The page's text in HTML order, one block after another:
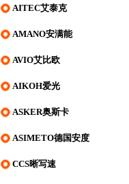
AITEC艾泰克
AMANO安满能
AVIO艾比欧
AIKOH爱光
ASKER奥斯卡
ASIMETO德国安度
CCS晰写速